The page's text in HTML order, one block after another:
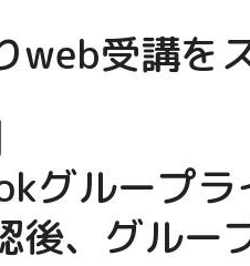
web受講を
グループラ
後、グルー